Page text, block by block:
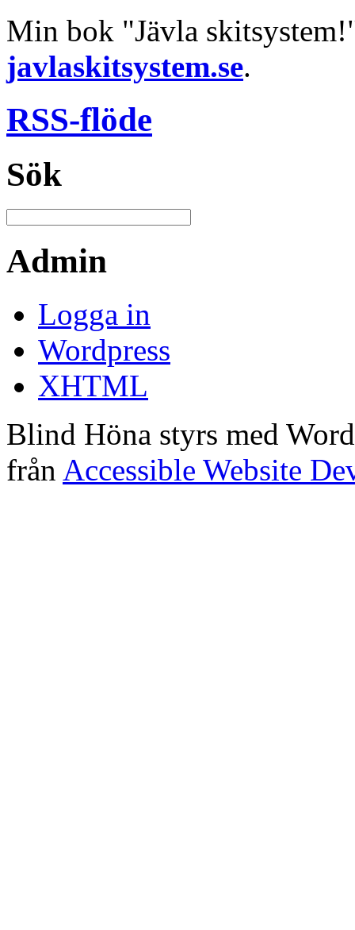
Min bok "Jävla
javlaskitsystem.se.
RSS-flöde
Sök
Admin
Logga in
Wordpress
XHTML
Blind Höna styrs med
från Accessible Website